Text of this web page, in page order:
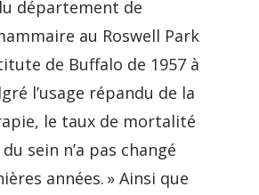
département de
au Roswell Park
de Buffalo de 1957 à
l’usage répandu de la
le taux de mortalité
sein n’a pas changé
années. » Ainsi que